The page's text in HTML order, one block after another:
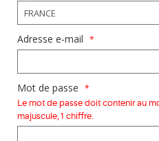
Adresse e-mail *
Mot de passe *
Le mot de passe doit contenir au
majuscule, 1 chiffre.